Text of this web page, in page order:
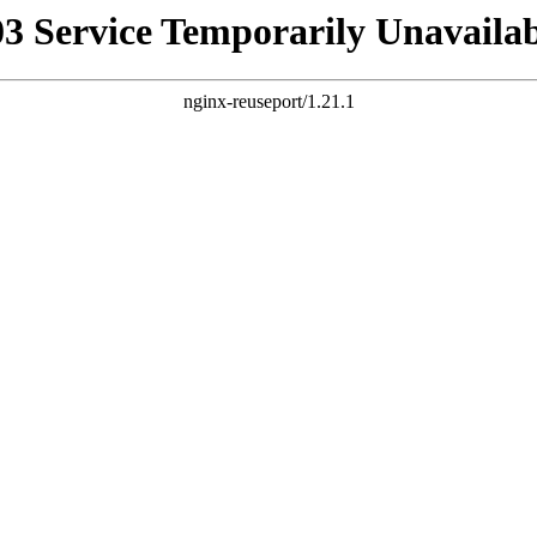
Service Temporarily
nginx-reuseport/1.21.1